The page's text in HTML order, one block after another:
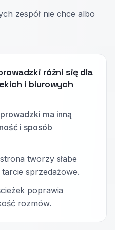
zespół nie chce albo
różni się dla
i biurowych
ma inną
i sposób
tworzy słabe
sprzedażowe.
poprawia
rozmów.